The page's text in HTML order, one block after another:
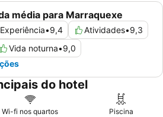
média para Marraquexe
Experiência•9,4 Atividades•9,3
Vida noturna•9,0
do hotel
Wi-fi nos quartos Piscina